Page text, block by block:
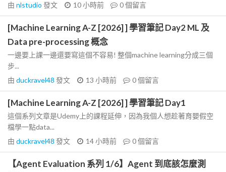
由 nlstudio 發文 10 小時前 0個留言
[Machine Learning A-Z [2026] ] 學習筆記 Day2 ML 及
Data pre-processing 概念
一邊要上課一邊還要寫這個不容易! 整個machine learning分成三個
步...
由 duckravel48 發文 13 小時前 0個留言
[Machine Learning A-Z [2026] ] 學習筆記 Day1
這個系列文章是Udemy上的課程延伸，因為我個人想趁著育嬰假空
檔學一點data...
由 duckravel48 發文 14 小時前 0個留言
【Agent Evaluation 系列 1/6】Agent 到底該怎麼測